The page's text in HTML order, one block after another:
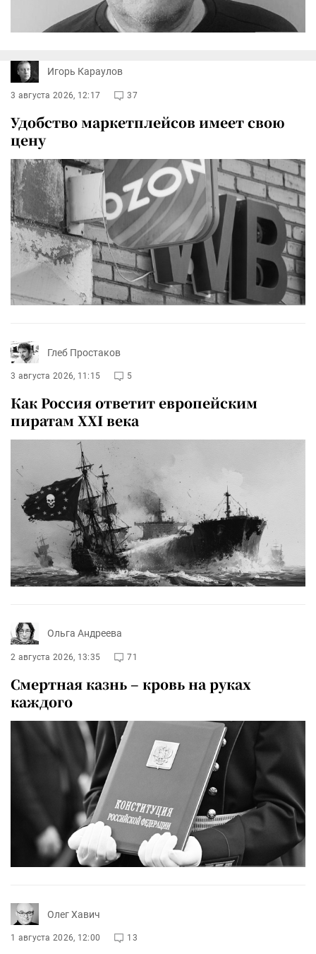
Игорь Караулов
3 августа 2026, 12:17 37
Удобство маркетплейсов имеет свою
цену
Глеб Простаков
3 августа 2026, 11:15 5
Как Россия ответит европейским
пиратам XXI века
Ольга Андреева
2 августа 2026, 13:35 71
Смертная казнь – кровь на руках
каждого
Олег Хавич
1 августа 2026, 12:00 13